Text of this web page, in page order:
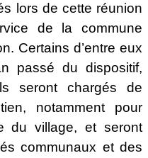
lors de cette réunion
de la commune
Certains d’entre eux
passé du dispositif,
seront chargés de
notamment pour
du village, et seront
communaux et des